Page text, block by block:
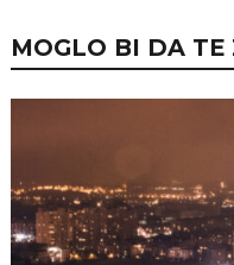
MOGLO BI DA